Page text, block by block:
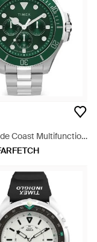
Coast Multifunction
43Mm - Grün